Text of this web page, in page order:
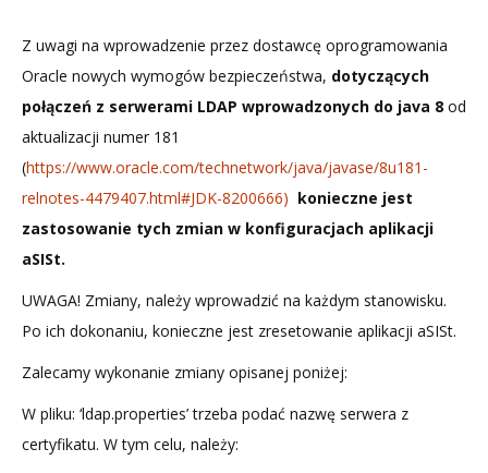
Z uwagi na wprowadzenie przez dostawcę oprogramowania
Oracle nowych wymogów bezpieczeństwa, dotyczących
połączeń z serwerami LDAP wprowadzonych do java 8 od
aktualizacji numer 181
(https://www.oracle.com/technetwork/java/javase/8u181-
relnotes-4479407.html#JDK-8200666) konieczne jest
zastosowanie tych zmian w konfiguracjach aplikacji
aSISt.
UWAGA! Zmiany, należy wprowadzić na każdym stanowisku.
Po ich dokonaniu, konieczne jest zresetowanie aplikacji aSISt.
Zalecamy wykonanie zmiany opisanej poniżej:
W pliku: ‘ldap.properties’ trzeba podać nazwę serwera z
certyfikatu. W tym celu, należy: